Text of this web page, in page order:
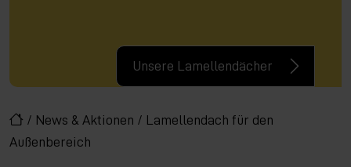
/ News & Aktionen / Lamellendach für den
Außenbereich
Unsere Lamellendächer